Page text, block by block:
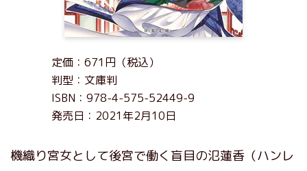
定価：671円（税込）
判型：文庫判
ISBN：978-4-575-52449-9
発売日：2021年2月10日
機織り宮女として後宮で働く盲目の氾蓮香（ハンレ